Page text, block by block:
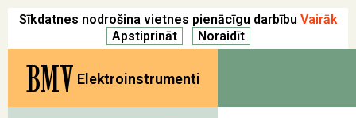
Sīkdatnes nodrošina vietnes pienācīgu darbību Vairāk
BMV Elektroinstrumenti